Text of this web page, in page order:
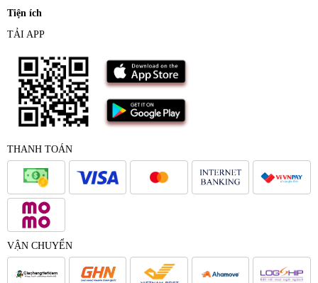
Tiện ích
TẢI APP
THANH TOÁN
VẬN CHUYỂN